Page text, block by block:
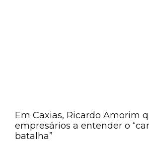
Em Caxias, Ricardo Amorim
empresários a entender o
batalha”